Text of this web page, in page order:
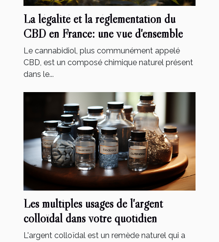
La légalité et la réglementation du
CBD en France: une vue d'ensemble
Le cannabidiol, plus communément appelé
CBD, est un composé chimique naturel présent
dans le...
Les multiples usages de l'argent
colloïdal dans votre quotidien
L'argent colloïdal est un remède naturel qui a